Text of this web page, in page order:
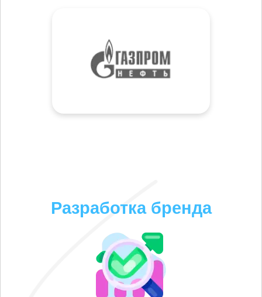
Разработка бренда